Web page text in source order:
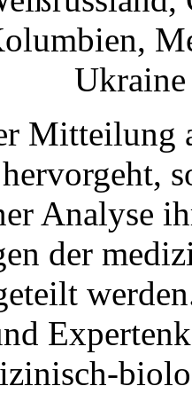
Mitteilung
Analyse
der